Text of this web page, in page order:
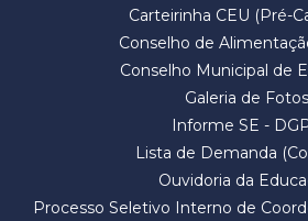
Carteirinha CEU (Pré-
Conselho de
Conselho Municipal de
Galeria de Fotos
Informe SE -
Lista de Demanda
Ouvidoria da
Processo Seletivo Interno de